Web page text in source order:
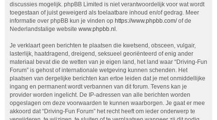
discussies mogelijk. phpBB Limited is niet verantwoordelijk voor wat wordt
toegestaan of juist geweigerd als toelaatbare inhoud en/of gedrag. Meer
informatie over phpBB kun je vinden op https://www.phpbb.com/of de
Nederlandstalige website www.phpbb.nl .
Je verklaart geen berichten te plaatsen die kwetsend, obsceen, vulgair,
lasterlijk, haatdragend, dreigend, seksueel georiënteerd of enig ander
materiaal bevat die de wetten van je eigen land, het land waar “Driving-Fun
Forum” is gehost of internationale wetgeving kunnen schenden. Het
plaatsen van dergelijke berichten kan ertoe leiden dat je met onmiddellijke
ingang en permanent wordt verbannen van dit forum. Tevens kan je
provider worden ingelicht. De IP-adressen van alle berichten worden
opgeslagen om deze voorwaarden te kunnen waarborgen. Je gaat er mee
akkoord dat “Driving-Fun Forum” het recht heeft om ieder onderwerp te